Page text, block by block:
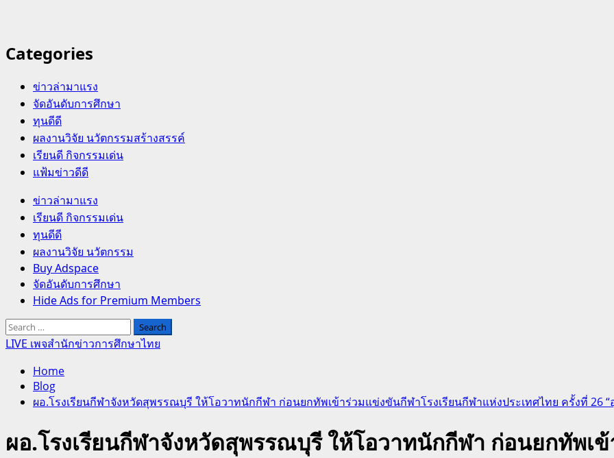
Categories
ข่าวล่ามาแรง
จัดอันดับการศึกษา
ทุนดีดี
ผลงานวิจัย นวัตกรรมสร้างสรรค์
เรียนดี กิจกรรมเด่น
แฟ้มข่าวดีดี
Primary
Menu
ข่าวล่ามาแรง
เรียนดี กิจกรรมเด่น
ทุนดีดี
ผลงานวิจัย นวัตกรรม
Buy Adspace
จัดอันดับการศึกษา
Hide Ads for Premium Members
Search
for:
LIVE เพจสำนักข่าวการศึกษาไทย
Home
Blog
ผอ.โรงเรียนกีฬาจังหวัดสุพรรณบุรี ให้โอวาทนักกีฬา ก่อนยกทัพเข้าร่วมแข่งขันกีฬาโรงเรียนกีฬาแห่งประเทศไทย ครั้งที่ 26 “
ผอ.โรงเรียนกีฬาจังหวัดสุพรรณบุรี ให้โอวาทนักกีฬา ก่อนยกทัพเ